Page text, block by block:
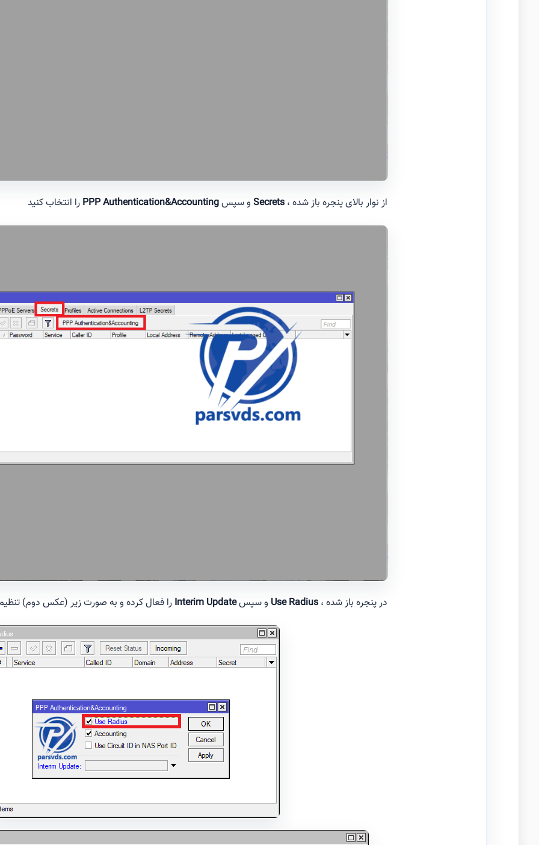
از نوار بالای پنجره باز شده ، Secretsو سپسPPP Authentication&Accounting را انتخاب کنید
در پنجره باز شده ، Use Radius و سپسInterim Update را فعال کرده و به صورت زیر (عکس دوم)